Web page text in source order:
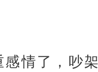
情了，吵